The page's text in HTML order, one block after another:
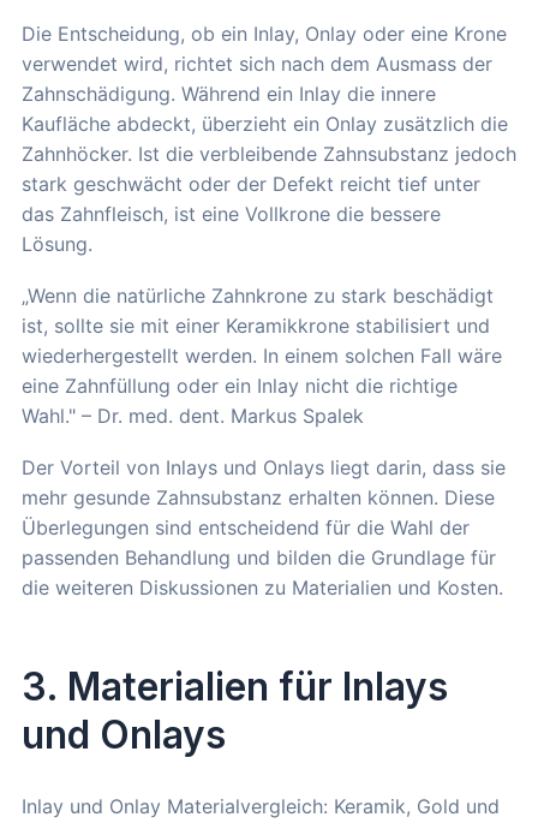
Die Entscheidung, ob ein Inlay, Onlay oder eine Krone
verwendet wird, richtet sich nach dem Ausmass der
Zahnschädigung. Während ein Inlay die innere
Kaufläche abdeckt, überzieht ein Onlay zusätzlich die
Zahnhöcker. Ist die verbleibende Zahnsubstanz jedoch
stark geschwächt oder der Defekt reicht tief unter
das Zahnfleisch, ist eine Vollkrone die bessere
Lösung.
„Wenn die natürliche Zahnkrone zu stark beschädigt
ist, sollte sie mit einer Keramikkrone stabilisiert und
wiederhergestellt werden. In einem solchen Fall wäre
eine Zahnfüllung oder ein Inlay nicht die richtige
Wahl." – Dr. med. dent. Markus Spalek
Der Vorteil von Inlays und Onlays liegt darin, dass sie
mehr gesunde Zahnsubstanz erhalten können. Diese
Überlegungen sind entscheidend für die Wahl der
passenden Behandlung und bilden die Grundlage für
die weiteren Diskussionen zu Materialien und Kosten.
3. Materialien für Inlays
und Onlays
Inlay und Onlay Materialvergleich: Keramik, Gold und